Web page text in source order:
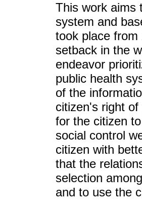
This work aims
system and
took place
setback in the
endeavor
public health
of the
citizen's right
for the citizen
social control
citizen with
that the
selection
and to use the